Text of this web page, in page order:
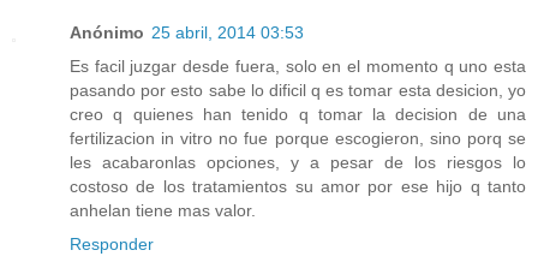
Anónimo 25 abril, 2014 03:53
Es facil juzgar desde fuera, solo en el momento q uno esta
pasando por esto sabe lo dificil q es tomar esta desicion, yo
creo q quienes han tenido q tomar la decision de una
fertilizacion in vitro no fue porque escogieron, sino porq se
les acabaronlas opciones, y a pesar de los riesgos lo
costoso de los tratamientos su amor por ese hijo q tanto
anhelan tiene mas valor.
Responder